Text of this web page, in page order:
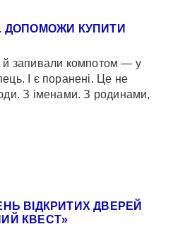
ДОПОМОЖИ КУПИТИ
й запивали компотом — у
І є поранені. Це не
З іменами. З родинами,
ВІДКРИТИХ ДВЕРЕЙ
КВЕСТ»